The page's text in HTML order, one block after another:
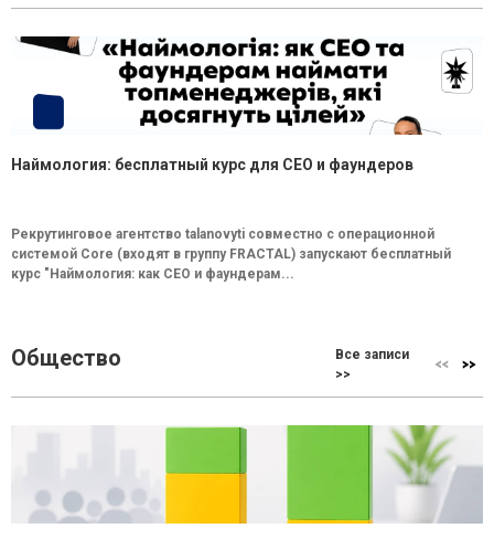
Наймология: бесплатный курс для CEO и фаундеров
Рекрутинговое агентство talanovyti совместно с операционной
системой Core (входят в группу FRACTAL) запускают бесплатный
курс "Наймология: как СEO и фаундерам...
Общество
Все записи
>>